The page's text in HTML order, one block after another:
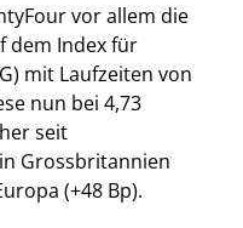
vor allem die
dem Index für
mit Laufzeiten von
nun bei 4,73
seit
Grossbritannien
(+48 Bp).